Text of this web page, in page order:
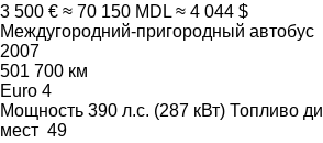
3 500 € ≈ 70 150 MDL ≈ 4 044 $
Междугородний-пригородный автобус
2007
501 700 км
Euro 4
Мощность 390 л.с. (287 кВт) Топливо
мест 49